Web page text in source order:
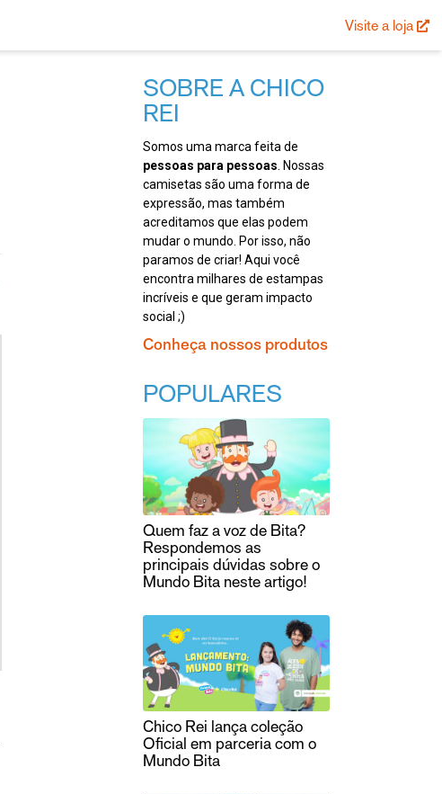
Visite a loja
SOBRE A CHICO
REI
Somos uma marca feita de
pessoas para pessoas . Nossas
camisetas são uma forma de
expressão, mas também
acreditamos que elas podem
mudar o mundo. Por isso, não
paramos de criar! Aqui você
encontra milhares de estampas
incríveis e que geram impacto
social ;)
Conheça nossos produtos
POPULARES
Quem faz a voz de Bita?
Respondemos as
principais dúvidas sobre o
Mundo Bita neste artigo!
Chico Rei lança coleção
Oficial em parceria com o
Mundo Bita